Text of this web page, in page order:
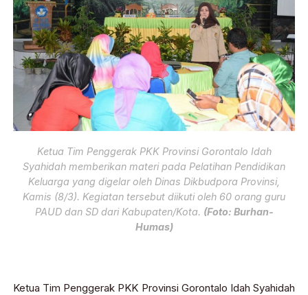
Ketua Tim Penggerak PKK Provinsi Gorontalo Idah
Syahidah memberikan materi pada Pelatihan Pendidikan
Keluarga yang digelar oleh Dinas Dikbudpora Provinsi,
Kamis (8/3). Kegiatan tersebut diikuti oleh 60 orang guru
PAUD dan SD dari Kabupaten/Kota. (Foto: Burhan-
Humas)
Ketua Tim Penggerak PKK Provinsi Gorontalo Idah Syahidah